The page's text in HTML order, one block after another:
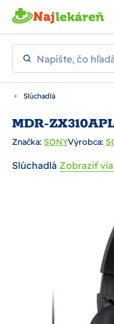
Preskočiť na hlavný obsah
Napíšte, čo
Slúchadlá
MDR-
Značka: SONYVýrobca:
Slúchadlá Zobraziť